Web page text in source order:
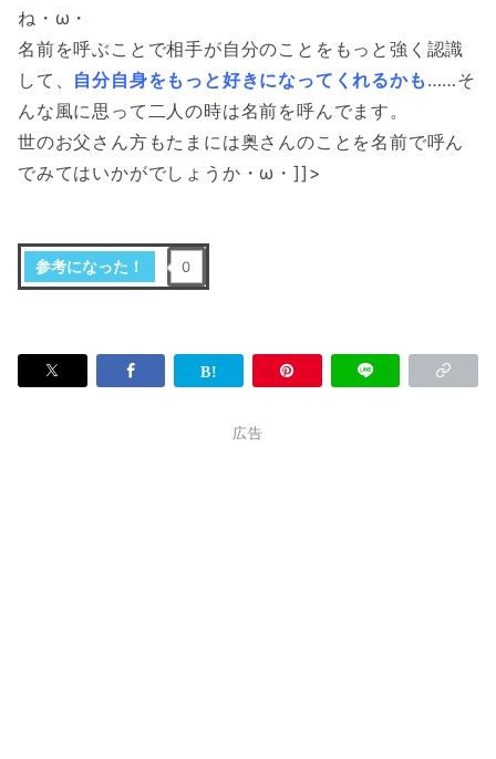
ね・ω・
名前を呼ぶことで相手が自分のことをもっと強く認識
して、 自分自身をもっと好きになってくれるかも ……そ
んな風に思って二人の時は名前を呼んでます。
世のお父さん方もたまには奥さんのことを名前で呼ん
でみてはいかがでしょうか・ω・]]>
参考になった！ 0
広告